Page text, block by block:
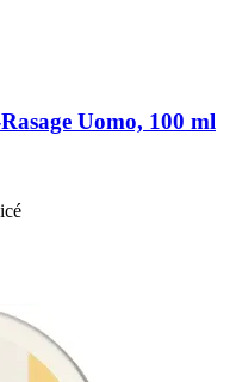
Uomo, 100 ml